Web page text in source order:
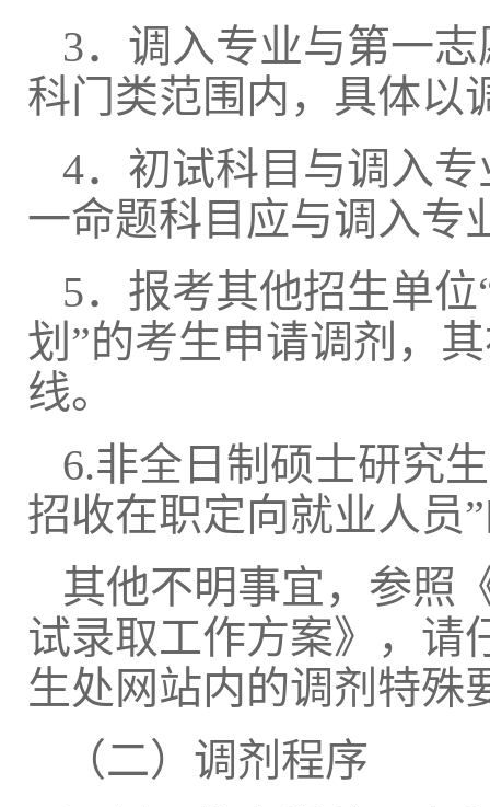
3．调入专业与第一
科门类范围内，具体以
4．初试科目与调入
一命题科目应与调入专
5．报考其他招生单
划”的考生申请调剂，
线。
6.非全日制硕士研究
招收在职定向就业人员”
其他不明事宜，参照
试录取工作方案》，请
生处网站内的调剂特殊
（二）调剂程序